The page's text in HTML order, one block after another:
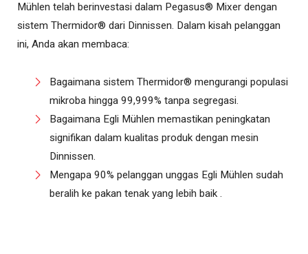
Mühlen telah berinvestasi dalam Pegasus® Mixer dengan
sistem Thermidor® dari Dinnissen. Dalam kisah pelanggan
ini, Anda akan membaca:
Bagaimana sistem Thermidor® mengurangi populasi
mikroba hingga 99,999% tanpa segregasi.
Bagaimana Egli Mühlen memastikan peningkatan
signifikan dalam kualitas produk dengan mesin
Dinnissen.
Mengapa 90% pelanggan unggas Egli Mühlen sudah
beralih ke pakan tenak yang lebih baik .